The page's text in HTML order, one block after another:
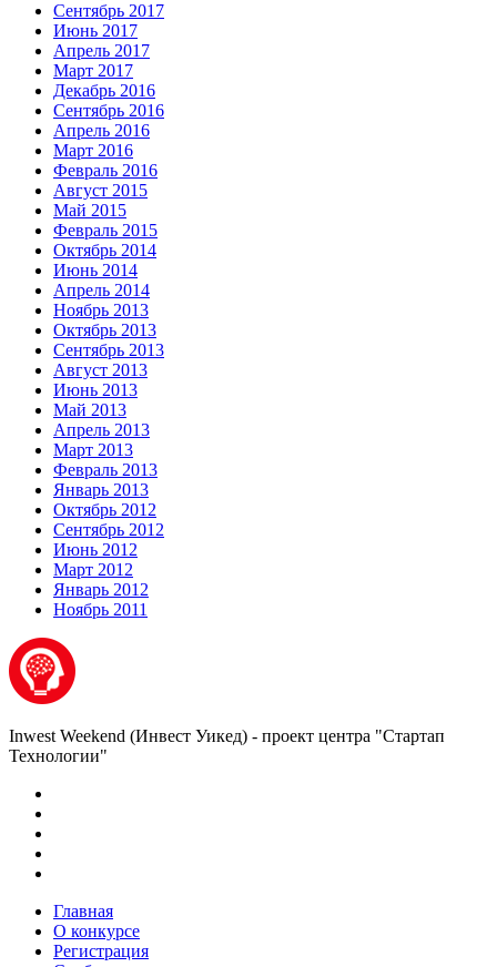
Сентябрь 2017
Июнь 2017
Апрель 2017
Март 2017
Декабрь 2016
Сентябрь 2016
Апрель 2016
Март 2016
Февраль 2016
Август 2015
Май 2015
Февраль 2015
Октябрь 2014
Июнь 2014
Апрель 2014
Ноябрь 2013
Октябрь 2013
Сентябрь 2013
Август 2013
Июнь 2013
Май 2013
Апрель 2013
Март 2013
Февраль 2013
Январь 2013
Октябрь 2012
Сентябрь 2012
Июнь 2012
Март 2012
Январь 2012
Ноябрь 2011
Inwest Weekend (Инвест Уикед) - проект центра "Стартап
Технологии"
Главная
О конкурсе
Регистрация